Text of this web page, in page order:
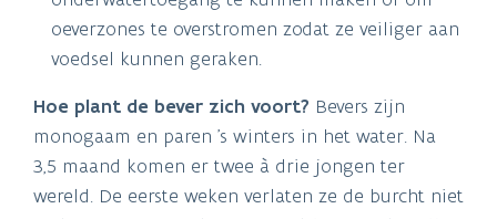
oeverzones te overstromen zodat ze veiliger aan
voedsel kunnen geraken.
Hoe plant de bever zich voort? Bevers zijn
monogaam en paren 's winters in het water. Na
3,5 maand komen er twee à drie jongen ter
wereld. De eerste weken verlaten ze de burcht niet